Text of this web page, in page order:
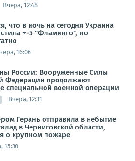
Вчера, 12:48
что в ночь на сегодня Украина
+-5 "Фламинго", но
16:06
России: Вооруженные Силы
Федерации продолжают
специальной военной операции
Вчера, 12:31
Герань отправила в небытие
в Черниговской области,
о крупном пожаре
15:30